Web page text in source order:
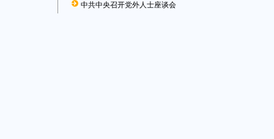
中共中央召开党外人士座谈会